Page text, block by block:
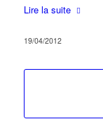
Lire la suite
19/04/2012